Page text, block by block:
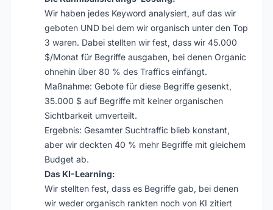
Wir haben jedes Keyword analysiert, auf das wir
geboten UND bei dem wir organisch unter den Top
3 waren. Dabei stellten wir fest, dass wir 45.000
$/Monat für Begriffe ausgaben, bei denen Organic
ohnehin über 80 % des Traffics einfängt.
Maßnahme: Gebote für diese Begriffe gesenkt,
35.000 $ auf Begriffe mit keiner organischen
Sichtbarkeit umverteilt.
Ergebnis: Gesamter Suchtraffic blieb konstant,
aber wir deckten 40 % mehr Begriffe mit gleichem
Budget ab.
Das KI-Learning:
Wir stellten fest, dass es Begriffe gab, bei denen
wir weder organisch rankten noch von KI zitiert